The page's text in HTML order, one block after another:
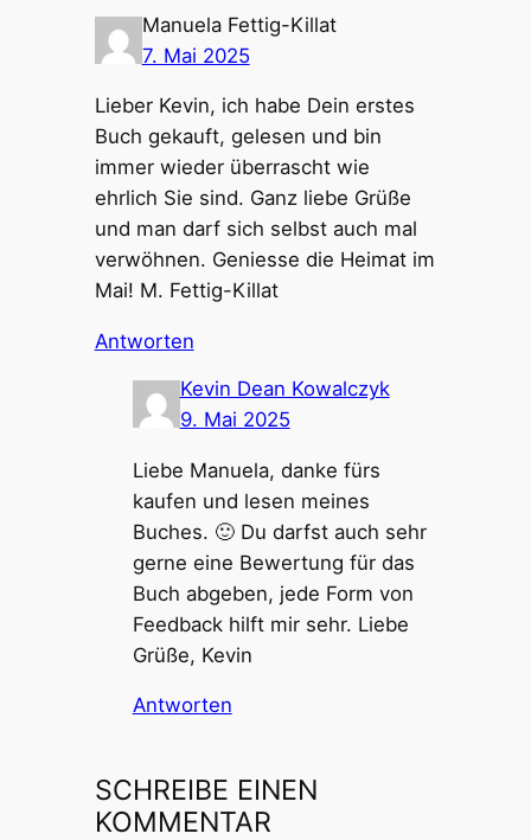
Manuela Fettig-Killat
7. Mai 2025
Lieber Kevin, ich habe Dein erstes
Buch gekauft, gelesen und bin
immer wieder überrascht wie
ehrlich Sie sind. Ganz liebe Grüße
und man darf sich selbst auch mal
verwöhnen. Geniesse die Heimat im
Mai! M. Fettig-Killat
Antworten
Kevin Dean Kowalczyk
9. Mai 2025
Liebe Manuela, danke fürs
kaufen und lesen meines
Buches. 🙂 Du darfst auch sehr
gerne eine Bewertung für das
Buch abgeben, jede Form von
Feedback hilft mir sehr. Liebe
Grüße, Kevin
Antworten
SCHREIBE EINEN
KOMMENTAR